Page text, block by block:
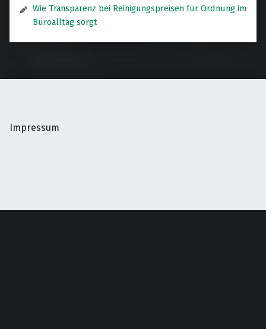
Wie Transparenz bei Reinigungspreisen für Ordnung im
Büroalltag sorgt
Impressum